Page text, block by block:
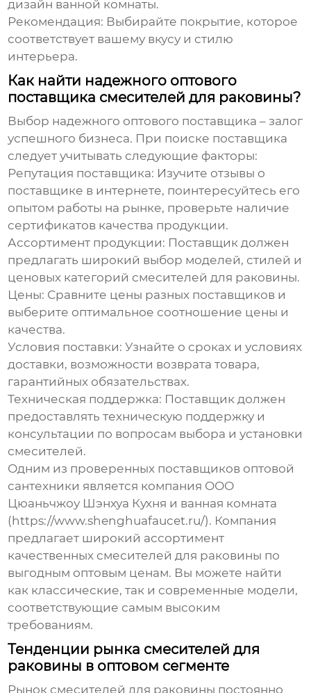
дизайн ванной комнаты.
Рекомендация: Выбирайте покрытие, которое
соответствует вашему вкусу и стилю
интерьера.
Как найти надежного оптового
поставщика смесителей для раковины?
Выбор надежного оптового поставщика – залог
успешного бизнеса. При поиске поставщика
следует учитывать следующие факторы:
Репутация поставщика: Изучите отзывы о
поставщике в интернете, поинтересуйтесь его
опытом работы на рынке, проверьте наличие
сертификатов качества продукции.
Ассортимент продукции: Поставщик должен
предлагать широкий выбор моделей, стилей и
ценовых категорий смесителей для раковины.
Цены: Сравните цены разных поставщиков и
выберите оптимальное соотношение цены и
качества.
Условия поставки: Узнайте о сроках и условиях
доставки, возможности возврата товара,
гарантийных обязательствах.
Техническая поддержка: Поставщик должен
предоставлять техническую поддержку и
консультации по вопросам выбора и установки
смесителей.
Одним из проверенных поставщиков оптовой
сантехники является компания ООО
Цюаньчжоу Шэнхуа Кухня и ванная комната
( https://www.shenghuafaucet.ru/). Компания
предлагает широкий ассортимент
качественных смесителей для раковины по
выгодным оптовым ценам. Вы можете найти
как классические, так и современные модели,
соответствующие самым высоким
требованиям.
Тенденции рынка смесителей для
раковины в оптовом сегменте
Рынок смесителей для раковины постоянно